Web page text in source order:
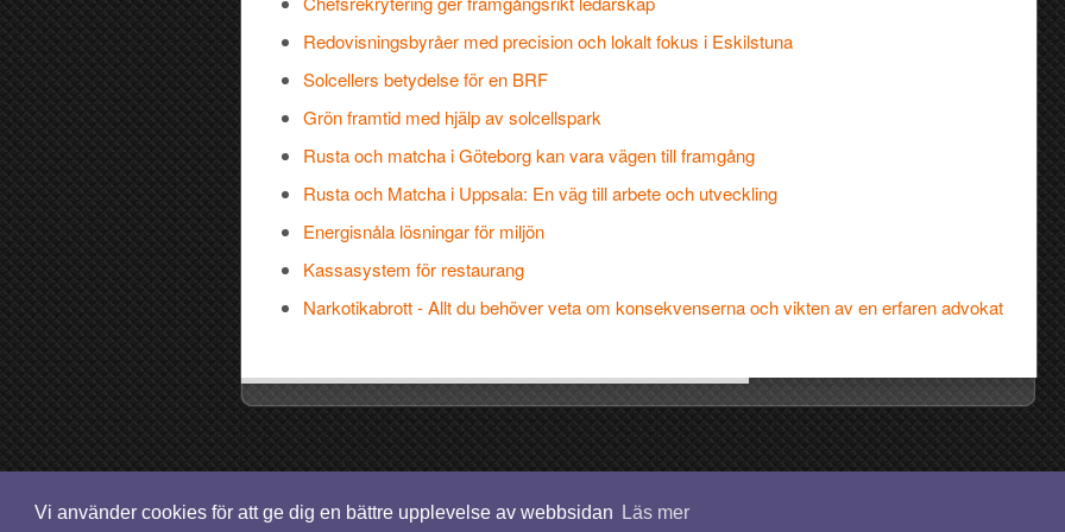
Vi använder cookies för att ge dig en bättre upplevelse av webbsidan Läs mer
Redovisningsbyråer med precision och lokalt fokus i Eskilstuna
Solcellers betydelse för en BRF
Grön framtid med hjälp av solcellspark
Rusta och matcha i Göteborg kan vara vägen till framgång
Rusta och Matcha i Uppsala: En väg till arbete och utveckling
Energisnåla lösningar för miljön
Kassasystem för restaurang
Narkotikabrott - Allt du behöver veta om konsekvenserna och vikten av en erfaren advokat
© 2026 Fusionavbolag.se. Alla rättigheter förbehållna.